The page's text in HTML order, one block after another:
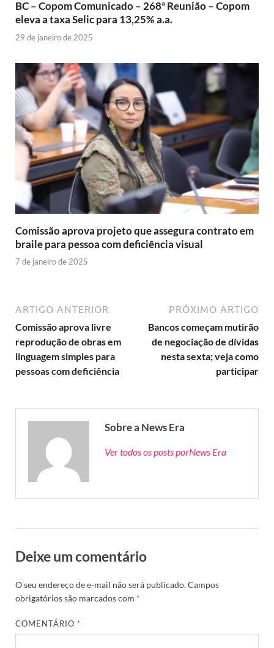
BC – Copom Comunicado – 268ª Reunião – Copom
eleva a taxa Selic para 13,25% a.a.
29 de janeiro de 2025
Comissão aprova projeto que assegura contrato em
braile para pessoa com deficiência visual
7 de janeiro de 2025
ARTIGO ANTERIOR
Comissão aprova livre
reprodução de obras em
linguagem simples para
pessoas com deficiência
PRÓXIMO ARTIGO
Bancos começam mutirão
de negociação de dívidas
nesta sexta; veja como
participar
Sobre a News Era
Ver todos os posts porNews Era
Deixe um comentário
O seu endereço de e-mail não será publicado.Campos
obrigatórios são marcados com *
COMENTÁRIO*